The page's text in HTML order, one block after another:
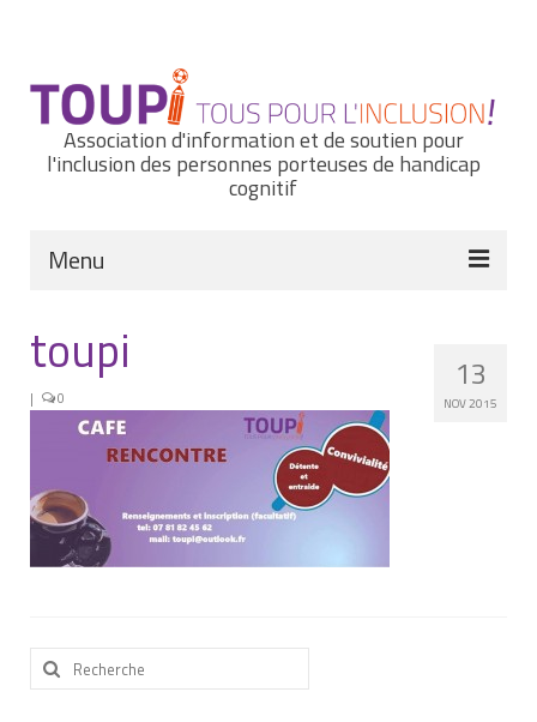
Association d'information et de soutien pour
l'inclusion des personnes porteuses de handicap
cognitif
Menu
Nous connaître
Notre histoire
Nos missions et nos valeurs
Notre équipe
Nous contacter
Nos livres
13
NOV 2015
toupi
| 0
Rechercher
: